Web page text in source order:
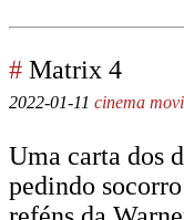
# Matrix 4
2022-01-11 cinema
Uma carta dos
pedindo